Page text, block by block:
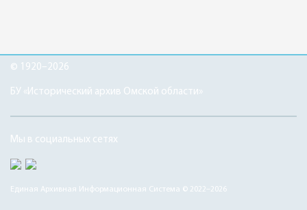
© 1920–2026
БУ «Исторический архив Омской области»
Мы в социальных сетях
Единая Архивная Информационная Система © 2022–2026